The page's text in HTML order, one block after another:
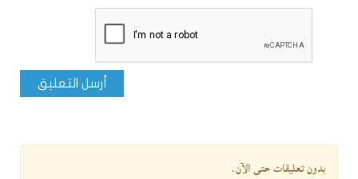
أرسل التعليق
بدون تعليقات حتى الآن.